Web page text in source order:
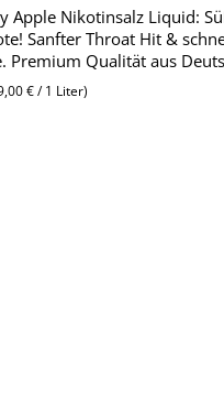
Apple Nikotinsalz Liquid:
Sanfter Throat Hit &
Premium Qualität aus
€ / 1 Liter)